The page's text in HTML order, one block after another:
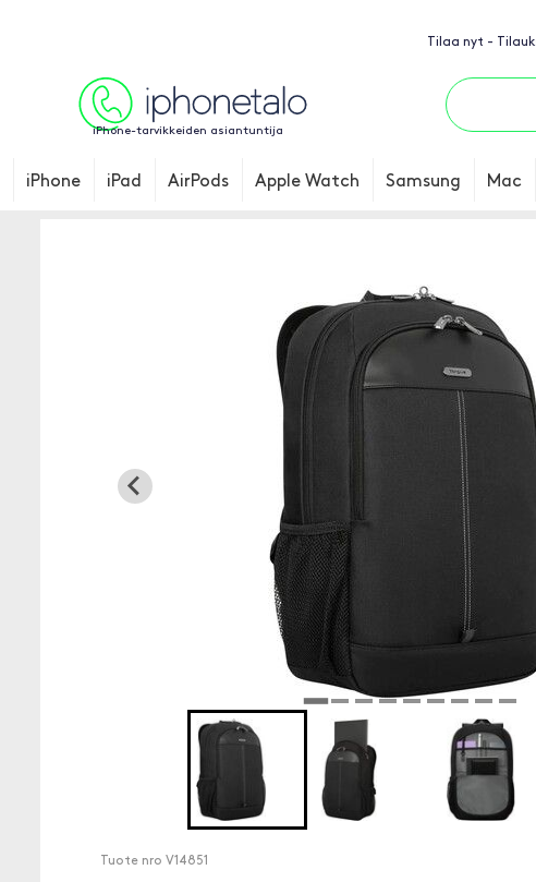
Tilaa nyt -
iPhone-tarvikkeiden asiantuntija
iPhone iPad AirPods Apple Watch Samsung Mac
Tuote nro V14851